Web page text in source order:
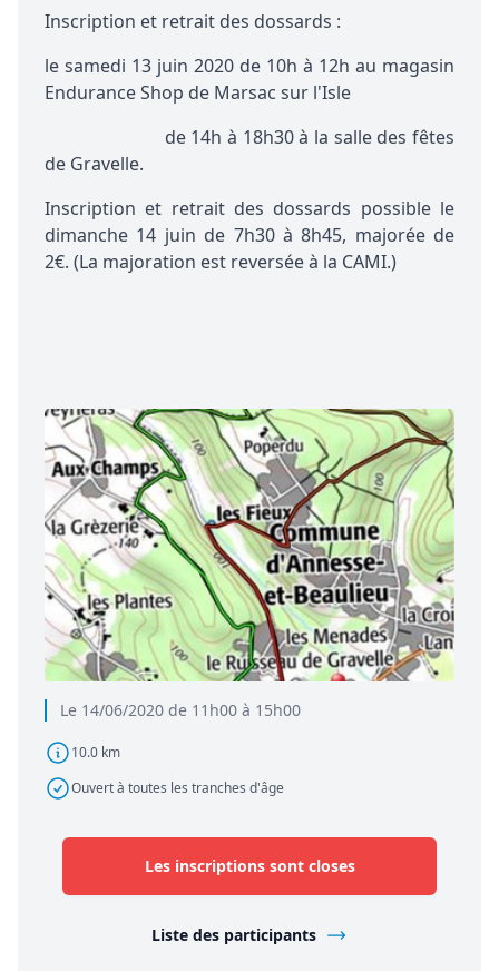
Le 14/06/2020 de 11h00 à 15h00
10.0 km
Ouvert à toutes les tranches d'âge
Inscription et retrait des dossards :
le samedi 13 juin 2020 de 10h à 12h au magasin
Endurance Shop de Marsac sur l'Isle
de 14h à 18h30 à la salle des fêtes
de Gravelle.
Inscription et retrait des dossards possible le
dimanche 14 juin de 7h30 à 8h45, majorée de
2€. (La majoration est reversée à la CAMI.)
Les inscriptions sont closes
Liste des participants